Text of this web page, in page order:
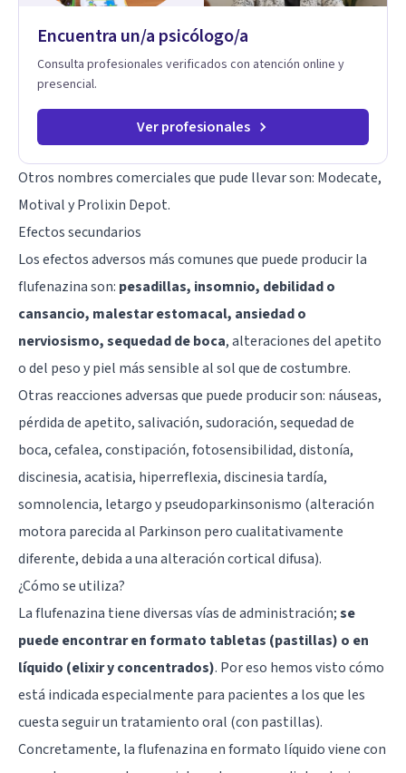
Encuentra un/a psicólogo/a
Consulta profesionales verificados con atención online y
presencial.
Ver profesionales
Otros nombres comerciales que pude llevar son: Modecate,
Motival y Prolixin Depot.
Efectos secundarios
Los efectos adversos más comunes que puede producir la
flufenazina son: pesadillas, insomnio, debilidad o
cansancio, malestar estomacal, ansiedad o
nerviosismo, sequedad de boca, alteraciones del apetito
o del peso y piel más sensible al sol que de costumbre.
Otras reacciones adversas que puede producir son: náuseas,
pérdida de apetito, salivación, sudoración, sequedad de
boca, cefalea, constipación, fotosensibilidad, distonía,
discinesia, acatisia, hiperreflexia, discinesia tardía,
somnolencia, letargo y pseudoparkinsonismo (alteración
motora parecida al Parkinson pero cualitativamente
diferente, debida a una alteración cortical difusa).
¿Cómo se utiliza?
La flufenazina tiene diversas vías de administración;se
puede encontrar en formato tabletas (pastillas) o en
líquido (elixir y concentrados). Por eso hemos visto cómo
está indicada especialmente para pacientes a los que les
cuesta seguir un tratamiento oral (con pastillas).
Concretamente, la flufenazina en formato líquido viene con